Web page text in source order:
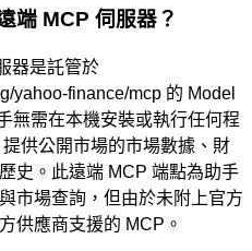
端 MCP 伺服器？
器是託管於
yahoo-finance/mcp 的 Model
無需在本機安裝或執行任何程
供公開市場的市場數據、財
史。此遠端 MCP 端點為助手
市場查詢，但由於未附上官方
供應商支援的 MCP。